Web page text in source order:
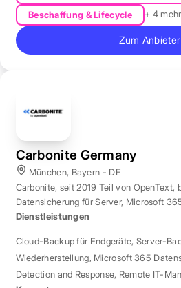
Beschaffung & Lifecycle
+ 4 mehr
Zum Anbieter
Carbonite Germany
München, Bayern - DE
Carbonite, seit 2019 Teil von OpenText,
Datensicherung für Server, Microsoft
Dienstleistungen
Cloud-Backup für Endgeräte, Server-
Wiederherstellung, Microsoft 365
Detection and Response, Remote IT-